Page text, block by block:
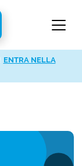
ENTRA NELLA